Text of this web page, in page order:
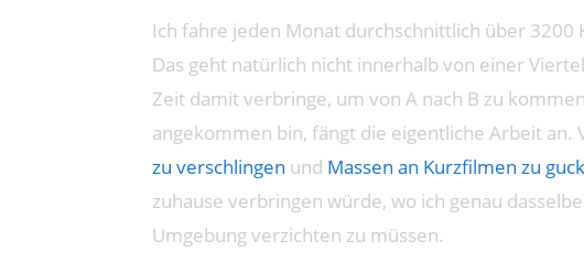
Ich fahre jeden Monat durchschnittlich über 3200
Das geht natürlich nicht innerhalb von einer
Zeit damit verbringe, um von A nach B zu
angekommen bin, fängt die eigentliche Arbeit an.
zu verschlingen und Massen an Kurzfilmen zu
zuhause verbringen würde, wo ich genau
Umgebung verzichten zu müssen.